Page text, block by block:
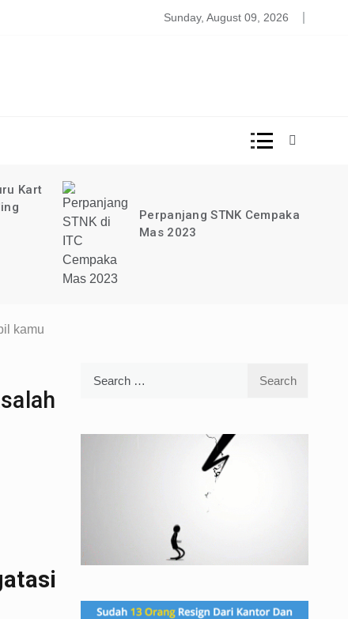
Court Lima Lima Taman AnggrekSunday, August 09, 2026
Kart
Perpanjang STNK Cempaka
Mas 2023
kamu